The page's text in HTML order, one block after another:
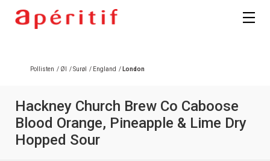
Pollisten / Øl /Surøl / England / London
Hackney Church Brew Co Caboose
Blood Orange, Pineapple & Lime Dry
Hopped Sour